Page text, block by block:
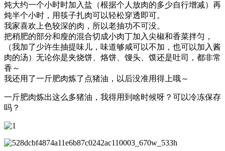
炖大约一个小时时加入盐（根据个人放肉的多少自行增减）再
炖半个小时，用筷子扎肉可以轻松穿透即可。
我家喜欢上色较深的肉，所以老抽功不可没。
把稍肥的部分和瘦的混合切成小肉丁加入尖椒和香菜拌匀，
（我加了少许生抽提味儿，味道够咸可以不加，也可以加入酱
肉的汤）无论你是夹烧饼、烙饼、馒头、馍还是吐司，都非常
香～
我还用了一斤肥肉炼了点猪油，以后没准用得上哦～
一斤肥肉炼出这么多猪油，我得用到啥时候呀？可以冷冻保存
吗？